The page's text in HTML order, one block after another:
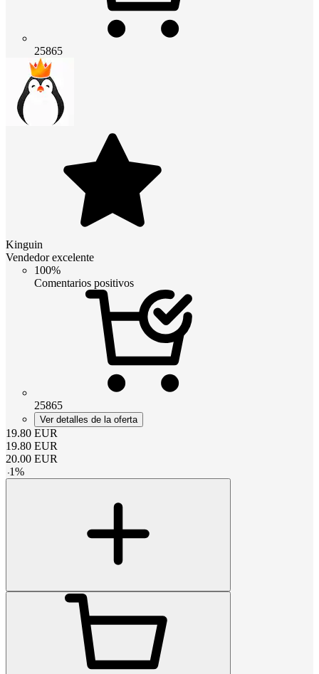
25865
Kinguin
Vendedor excelente
100%
Comentarios positivos
25865
Ver detalles de la oferta
19.80 EUR
19.80 EUR
20.00 EUR
-1%